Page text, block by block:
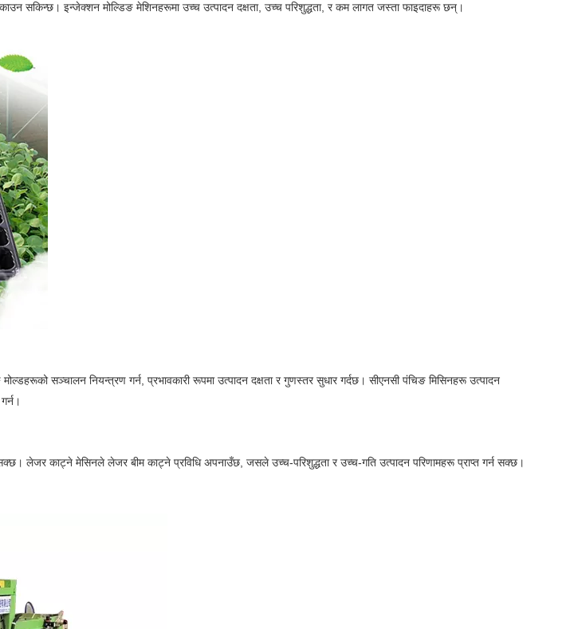
सकिन्छ। इन्जेक्शन मोल्डिङ मेशिनहरूमा उच्च उत्पादन दक्षता, उच्च परिशुद्धता, र कम लागत जस्ता फाइदाहरू छन्।
सञ्चालन नियन्त्रण गर्न, प्रभावकारी रूपमा उत्पादन दक्षता र गुणस्तर सुधार गर्दछ। सीएनसी पंचिङ मिसिनहरू उत्पादन
लेजर काट्ने मेसिनले लेजर बीम काट्ने प्रविधि अपनाउँछ, जसले उच्च-परिशुद्धता र उच्च-गति उत्पादन परिणामहरू प्राप्त गर्न सक्छ।